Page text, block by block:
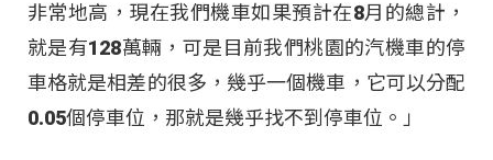
非常地高，現在我們機車如果預計在8月的總計，
就是有128萬輛，可是目前我們桃園的汽機車的停
車格就是相差的很多，幾乎一個機車，它可以分配
0.05個停車位，那就是幾乎找不到停車位。」